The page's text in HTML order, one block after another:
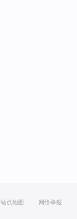
站点地图 网络举报